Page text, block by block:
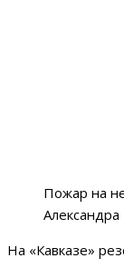
Пожар на
На «Кавказе»